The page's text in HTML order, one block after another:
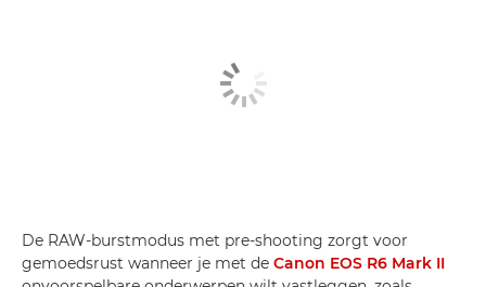
De RAW-burstmodus met pre-shooting zorgt voor
gemoedsrust wanneer je met de Canon EOS R6 Mark II